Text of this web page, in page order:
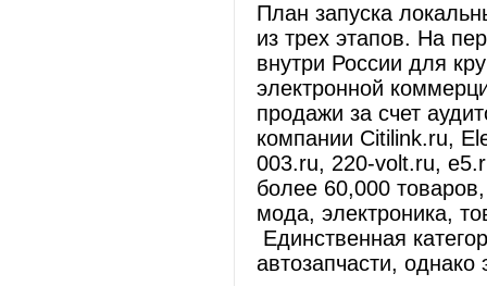
План запуска
из трех этапов. На
внутри России для
электронной
продажи за счет
компании Citilink.ru,
003.ru, 220-volt.ru,
более 60,000
мода, электроника,
Единственная
автозапчасти,